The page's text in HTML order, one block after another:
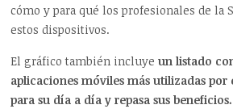
cómo y para qué los profesionales de la
estos dispositivos.
El gráfico también incluyeun listado
aplicaciones móviles más utilizadas por
para su día a día y repasa sus beneficios.